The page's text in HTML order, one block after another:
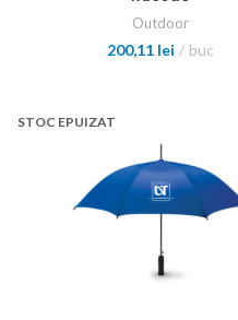
Outdoor
200,11 lei buc
STOC EPUIZAT